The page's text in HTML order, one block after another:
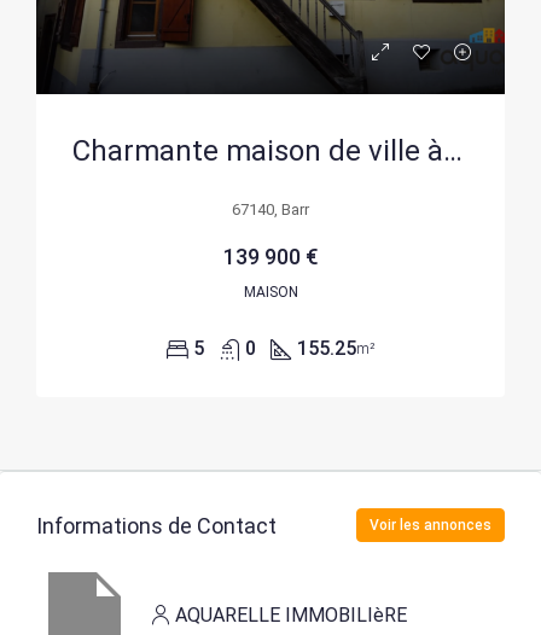
Charmante maison de ville à Barr avec double entrée et potentiel de rénovation
67140, Barr
139 900 €
MAISON
5 0 155.25m²
Informations de Contact Voir les annonces
AQUARELLE IMMOBILIèRE